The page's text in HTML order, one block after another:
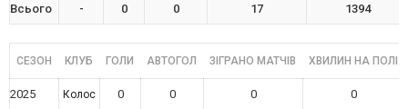
Всього - 0 0 17 1394
СЕЗОН КЛУБ ГОЛИ АВТОГОЛ ЗІГРАНО МАТЧІВ ХВИЛИН НА ПОЛІ
2025 Колос 0 0 0 0